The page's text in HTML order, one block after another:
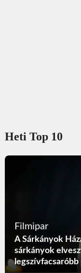
Heti Top 10
Filmipar
A Sárkányok
sárkányok
legszívfacsaróbb